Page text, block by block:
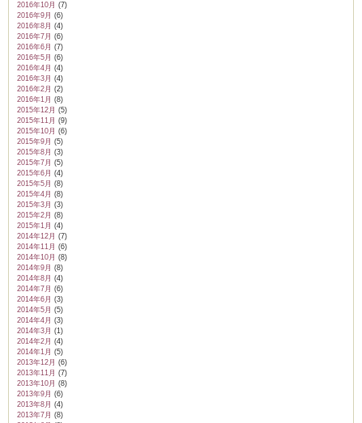
2016年10月 (7)
2016年9月 (6)
2016年8月 (4)
2016年7月 (6)
2016年6月 (7)
2016年5月 (6)
2016年4月 (4)
2016年3月 (4)
2016年2月 (2)
2016年1月 (8)
2015年12月 (5)
2015年11月 (9)
2015年10月 (6)
2015年9月 (5)
2015年8月 (3)
2015年7月 (5)
2015年6月 (4)
2015年5月 (8)
2015年4月 (8)
2015年3月 (3)
2015年2月 (8)
2015年1月 (4)
2014年12月 (7)
2014年11月 (6)
2014年10月 (8)
2014年9月 (8)
2014年8月 (4)
2014年7月 (6)
2014年6月 (3)
2014年5月 (5)
2014年4月 (3)
2014年3月 (1)
2014年2月 (4)
2014年1月 (5)
2013年12月 (6)
2013年11月 (7)
2013年10月 (8)
2013年9月 (6)
2013年8月 (4)
2013年7月 (8)